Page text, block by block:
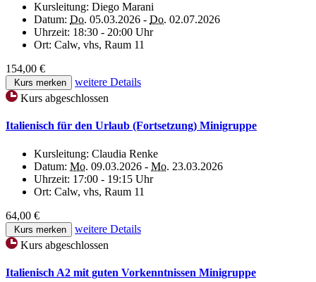
Kursleitung: Diego Marani
Datum: Do. 05.03.2026 - Do. 02.07.2026
Uhrzeit: 18:30 - 20:00 Uhr
Ort: Calw, vhs, Raum 11
154,00 €
Kurs merken
weitere Details
Kurs abgeschlossen
Italienisch für den Urlaub (Fortsetzung) Minigruppe
Kursleitung: Claudia Renke
Datum: Mo. 09.03.2026 - Mo. 23.03.2026
Uhrzeit: 17:00 - 19:15 Uhr
Ort: Calw, vhs, Raum 11
64,00 €
Kurs merken
weitere Details
Kurs abgeschlossen
Italienisch A2 mit guten Vorkenntnissen Minigruppe